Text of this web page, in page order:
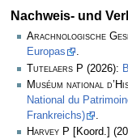
Nachweis- und
Arachnologische
Europas
.
Tutelaers P (2026):
Muséum national
National du
Frankreichs)
.
Harvey P [Koord.]